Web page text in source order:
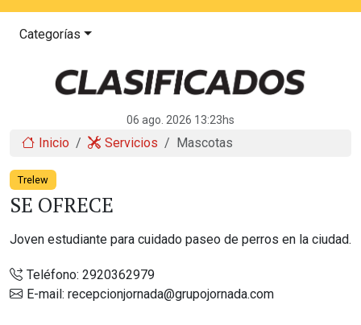
Categorías
06 ago. 2026 13:23hs
Inicio Servicios Mascotas
Trelew
SE OFRECE
Joven estudiante para cuidado paseo de perros en la ciudad.
Teléfono: 2920362979
E-mail: recepcionjornada@grupojornada.com